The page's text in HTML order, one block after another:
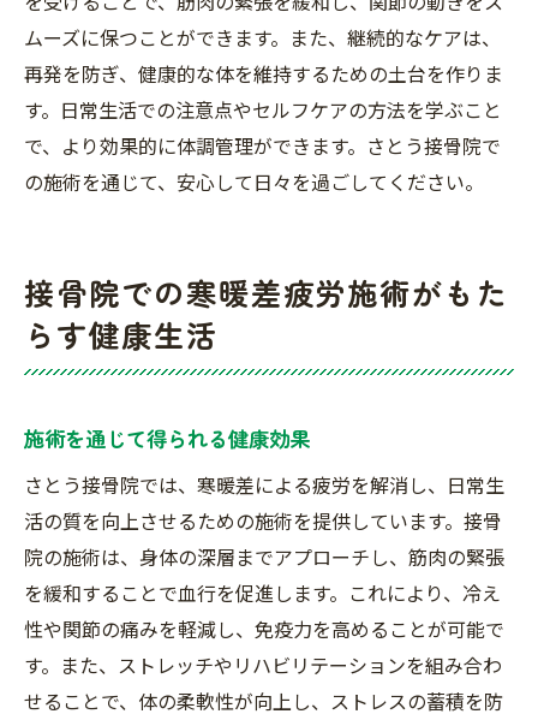
ムーズに保つことができます。また、継続的なケアは、
再発を防ぎ、健康的な体を維持するための土台を作りま
す。日常生活での注意点やセルフケアの方法を学ぶこと
で、より効果的に体調管理ができます。さとう接骨院で
の施術を通じて、安心して日々を過ごしてください。
接骨院での寒暖差疲労施術がもた
らす健康生活
施術を通じて得られる健康効果
さとう接骨院では、寒暖差による疲労を解消し、日常生
活の質を向上させるための施術を提供しています。接骨
院の施術は、身体の深層までアプローチし、筋肉の緊張
を緩和することで血行を促進します。これにより、冷え
性や関節の痛みを軽減し、免疫力を高めることが可能で
す。また、ストレッチやリハビリテーションを組み合わ
せることで、体の柔軟性が向上し、ストレスの蓄積を防